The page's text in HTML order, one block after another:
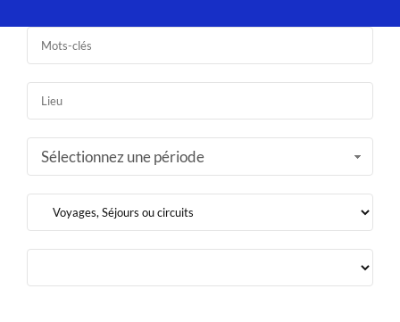
Sélectionnez une période